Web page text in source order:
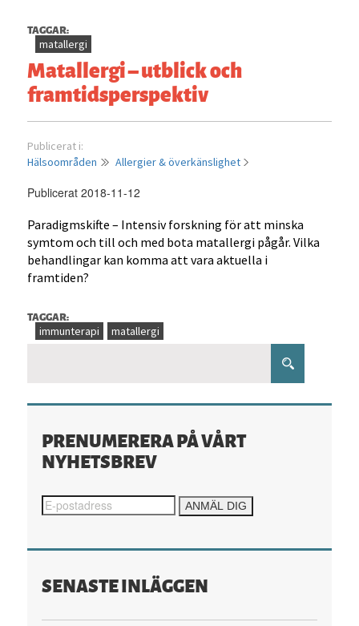
TAGGAR:
matallergi
Matallergi – utblick och
framtidsperspektiv
Publicerat i:
Hälsoområden
Allergier & överkänslighet
Publicerat 2018-11-12
Paradigmskifte – Intensiv forskning för att minska
symtom och till och med bota matallergi pågår. Vilka
behandlingar kan komma att vara aktuella i
framtiden?
TAGGAR:
immunterapi matallergi
PRENUMERERA PÅ VÅRT
NYHETSBREV
SENASTE INLÄGGEN